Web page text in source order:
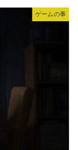
ゲームの事